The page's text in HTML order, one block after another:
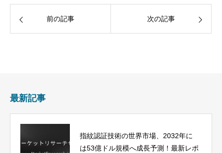
前の記事 次の記事
最新記事
指紋認証技術の世界市場、2032年に
は53億ドル規模へ成長予測！最新レポ